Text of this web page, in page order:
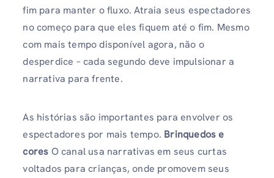
fim para manter o fluxo. Atraia seus espectadores
no começo para que eles fiquem até o fim. Mesmo
com mais tempo disponível agora, não o
desperdice – cada segundo deve impulsionar a
narrativa para frente.
As histórias são importantes para envolver os
espectadores por mais tempo. Brinquedos e
cores O canal usa narrativas em seus curtas
voltados para crianças, onde promovem seus